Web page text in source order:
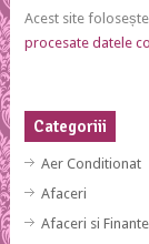
Acest site
procesate datele
Categoriii
Aer Conditionat
Afaceri
Afaceri si Finante